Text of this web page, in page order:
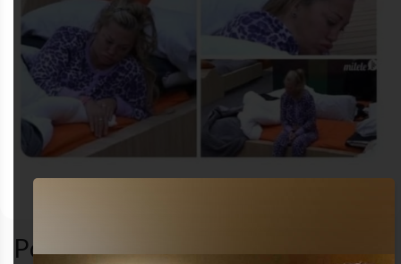
Popular en LVI